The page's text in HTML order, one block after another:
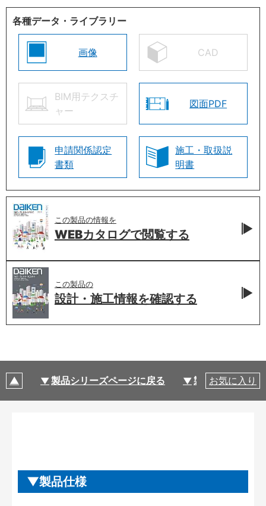
各種データ・ライブラリー
画像 CAD
BIM用テクスチ
ャー
図面PDF
申請関係認定
書類
施工・取扱説
明書
この製品の情報を
WEBカタログで閲覧する
この製品の
設計・施工情報を確認する
製品シリーズページに戻る 製品仕様
お気に入り
製品仕様